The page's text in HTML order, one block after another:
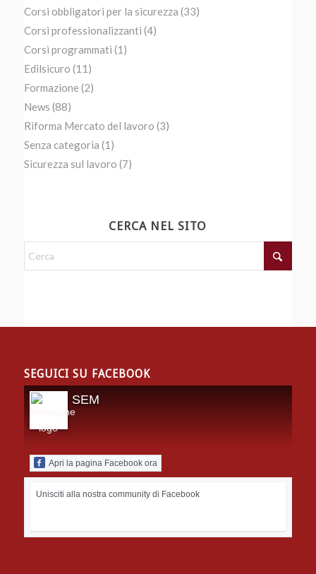
Corsi obbligatori per la sicurezza (33)
Corsi professionalizzanti (4)
Corsi programmati (1)
Edilsicuro (11)
Formazione (2)
News (88)
Riforma Mercato del lavoro (3)
Senza categoria (1)
Sicurezza sul lavoro (7)
CERCA NEL SITO
SEGUICI SU FACEBOOK
SEM
Apri la pagina Facebook ora
Unisciti alla nostra community di Facebook